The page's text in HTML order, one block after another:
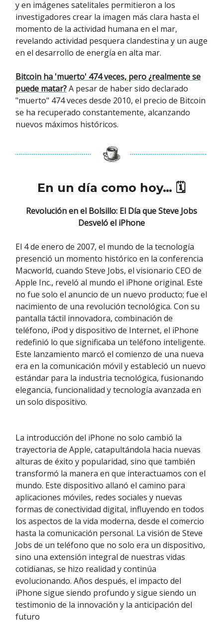
y en imágenes satelitales permitieron a los
investigadores crear la imagen más clara hasta el
momento de la actividad humana en el mar,
revelando actividad pesquera clandestina y un auge
en el desarrollo de energía en alta mar.
Bitcoin ha 'muerto' 474 veces, pero ¿realmente se
puede matar?A pesar de haber sido declarado
"muerto" 474 veces desde 2010, el precio de Bitcoin
se ha recuperado constantemente, alcanzando
nuevos máximos históricos.
En un día como hoy… 🗓
Revolución en el Bolsillo: El Día que Steve Jobs
Desveló el iPhone
El 4 de enero de 2007, el mundo de la tecnología
presenció un momento histórico en la conferencia
Macworld, cuando Steve Jobs, el visionario CEO de
Apple Inc., reveló al mundo el iPhone original. Este
no fue solo el anuncio de un nuevo producto; fue el
nacimiento de una revolución tecnológica. Con su
pantalla táctil innovadora, combinación de
teléfono, iPod y dispositivo de Internet, el iPhone
redefinió lo que significaba un teléfono inteligente.
Este lanzamiento marcó el comienzo de una nueva
era en la comunicación móvil y estableció un nuevo
estándar para la industria tecnológica, fusionando
elegancia, funcionalidad y tecnología avanzada en
un solo dispositivo.
La introducción del iPhone no solo cambió la
trayectoria de Apple, catapultándola hacia nuevas
alturas de éxito y popularidad, sino que también
transformó la manera en que interactuamos con el
mundo. Este dispositivo allanó el camino para
aplicaciones móviles, redes sociales y nuevas
formas de conectividad digital, influyendo en todos
los aspectos de la vida moderna, desde el comercio
hasta la comunicación personal. La visión de Steve
Jobs de un teléfono que no solo era un dispositivo,
sino una extensión integral de nuestras vidas
cotidianas, se hizo realidad y continúa
evolucionando. Años después, el impacto del
iPhone sigue siendo profundo y sigue siendo un
testimonio de la innovación y la anticipación del
futuro